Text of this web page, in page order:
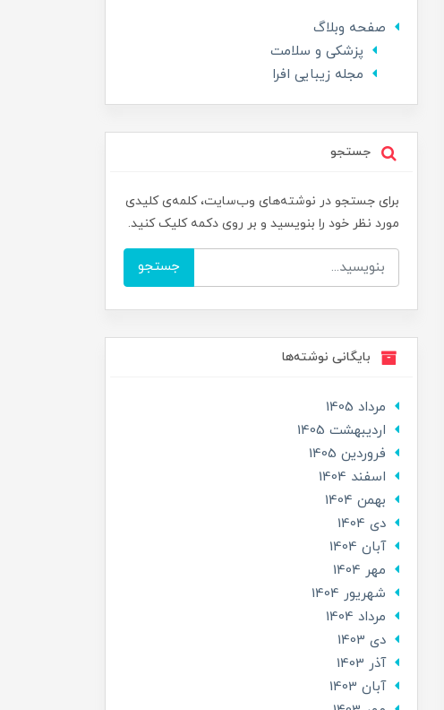
صفحه وبلاگ
پزشکی و سلامت
مجله زیبایی افرا
جستجو
برای جستجو در نوشته‌های وب‌سایت، کلمه‌ی کلیدی
مورد نظر خود را بنویسید و بر روی دکمه کلیک کنید.
جستجو
بایگانی نوشته‌ها
مرداد 1405
ارديبهشت 1405
فروردین 1405
اسفند 1404
بهمن 1404
دی 1404
آبان 1404
مهر 1404
شهریور 1404
مرداد 1404
دی 1403
آذر 1403
آبان 1403